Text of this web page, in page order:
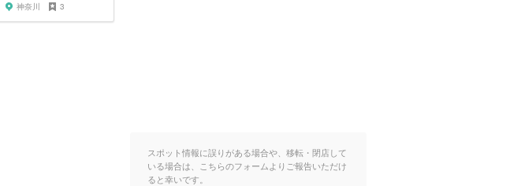
神奈川 3
スポット情報に誤りがある場合や、移転・閉店して
いる場合は、こちらのフォームよりご報告いただけ
ると幸いです。